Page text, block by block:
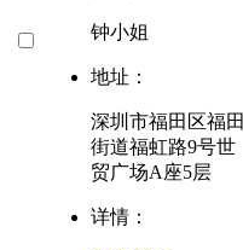
钟小姐
地址：
深圳市福田区福田
街道福虹路9号世
贸广场A座5层
详情：